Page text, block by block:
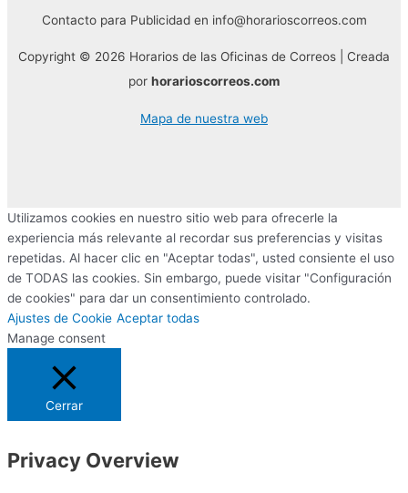
Contacto para Publicidad en info@horarioscorreos.com
Copyright © 2026 Horarios de las Oficinas de Correos | Creada
por horarioscorreos.com
Mapa de nuestra web
Utilizamos cookies en nuestro sitio web para ofrecerle la
experiencia más relevante al recordar sus preferencias y visitas
repetidas. Al hacer clic en "Aceptar todas", usted consiente el uso
de TODAS las cookies. Sin embargo, puede visitar "Configuración
de cookies" para dar un consentimiento controlado.
Ajustes de Cookie Aceptar todas
Manage consent
Cerrar
Privacy Overview